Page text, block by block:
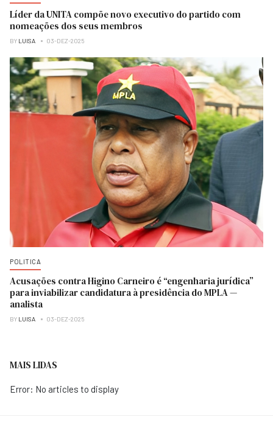
Líder da UNITA compõe novo executivo do partido com
nomeações dos seus membros
BY LUISA 03-DEZ-2025
POLITICA
Acusações contra Higino Carneiro é “engenharia jurídica”
para inviabilizar candidatura à presidência do MPLA —
analista
BY LUISA 03-DEZ-2025
MAIS LIDAS
Error: No articles to display